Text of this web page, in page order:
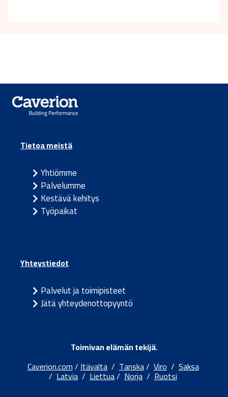
Tietoa meistä
Yhtiömme
Palvelumme
Kestävä kehitys
Työpaikat
Yhteystiedot
Palvelut ja toimipisteet
Jätä yhteydenottopyyntö
Toimivan elämän tekijä.
Caverion.com/Itävalta/Tanska/Viro/Saksa
/ Latvia / Liettua/ Norja / Ruotsi